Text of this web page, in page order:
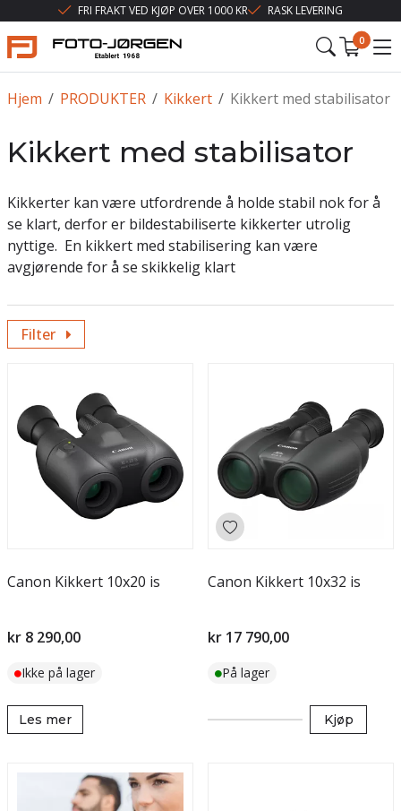
FRI FRAKT VED KJØP OVER 1000 KR RASK LEVERING
0
/
Hjem /
PRODUKTER /
Kikkert Kikkert med stabilisator
Kikkert med stabilisator
Kikkerter kan være utfordrende å holde stabil nok for å
se klart, derfor er bildestabiliserte kikkerter utrolig
nyttige. En kikkert med stabilisering kan være
avgjørende for å se skikkelig klart
Filter
Canon Kikkert 10x20 is
kr 8 290,00
Ikke på lager
Les mer
Canon Kikkert 10x32 is
kr 17 790,00
På lager
Kjøp